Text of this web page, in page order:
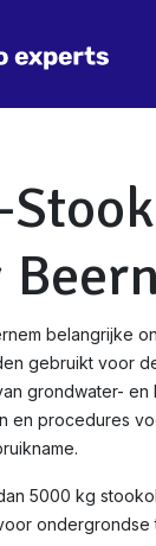
belangrijke
gebruikt voor
grondwater-
en procedures
5000 kg